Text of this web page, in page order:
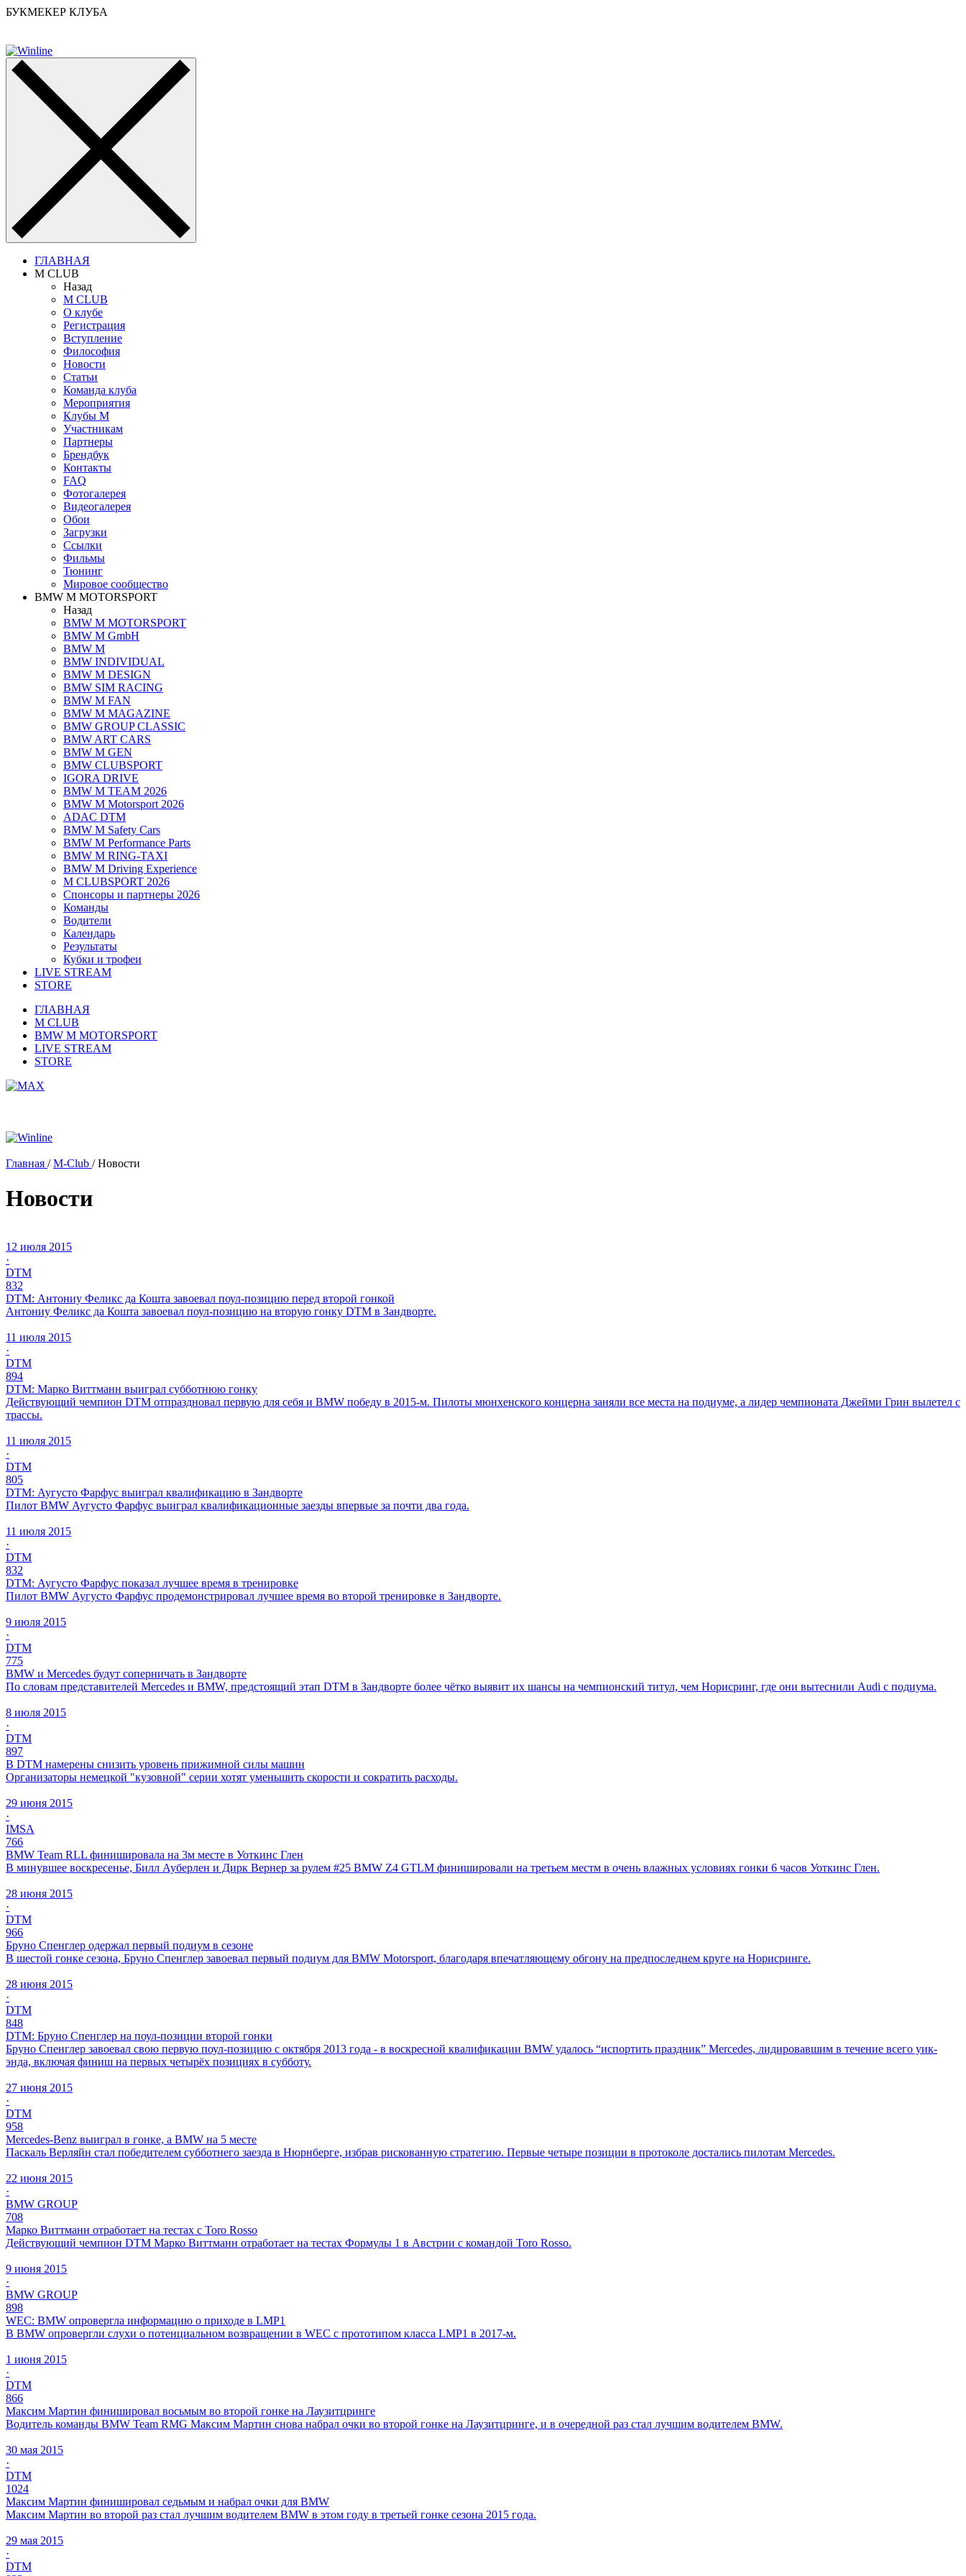
БУКМЕКЕР КЛУБА
ГЛАВНАЯ
M CLUB
Назад
M CLUB
О клубе
Регистрация
Вступление
Философия
Новости
Статьи
Команда клуба
Мероприятия
Клубы M
Участникам
Партнеры
Брендбук
Контакты
FAQ
Фотогалерея
Видеогалерея
Обои
Загрузки
Ссылки
Фильмы
Тюнинг
Мировое сообщество
BMW M MOTORSPORT
Назад
BMW M MOTORSPORT
BMW M GmbH
BMW M
BMW INDIVIDUAL
BMW M DESIGN
BMW SIM RACING
BMW M FAN
BMW M MAGAZINE
BMW GROUP CLASSIC
BMW ART CARS
BMW M GEN
BMW CLUBSPORT
IGORA DRIVE
BMW M TEAM 2026
BMW M Motorsport 2026
ADAC DTM
BMW M Safety Cars
BMW M Performance Parts
BMW M RING-TAXI
BMW M Driving Experience
M CLUBSPORT 2026
Спонсоры и партнеры 2026
Команды
Водители
Календарь
Результаты
Кубки и трофеи
LIVE STREAM
STORE
ГЛАВНАЯ
M CLUB
BMW M MOTORSPORT
LIVE STREAM
STORE
Главная /M-Club /Новости
Новости
12 июля 2015
·
DTM
832
DTM: Антониу Феликс да Кошта завоевал поул-позицию перед второй гонкой
Антониу Феликс да Кошта завоевал поул-позицию на вторую гонку DTM в Зандворте.
11 июля 2015
·
DTM
894
DTM: Марко Виттманн выиграл субботнюю гонку
Действующий чемпион DTM отпраздновал первую для себя и BMW победу в 2015-м. Пилоты мюнхенского концерна заняли все места на подиуме, а лидер чемпионата Джейми Грин вылетел с
трассы.
11 июля 2015
·
DTM
805
DTM: Аугусто Фарфус выиграл квалификацию в Зандворте
Пилот BMW Аугусто Фарфус выиграл квалификационные заезды впервые за почти два года.
11 июля 2015
·
DTM
832
DTM: Аугусто Фарфус показал лучшее время в тренировке
Пилот BMW Аугусто Фарфус продемонстрировал лучшее время во второй тренировке в Зандворте.
9 июля 2015
·
DTM
775
BMW и Mercedes будут соперничать в Зандворте
По словам представителей Mercedes и BMW, предстоящий этап DTM в Зандворте более чётко выявит их шансы на чемпионский титул, чем Норисринг, где они вытеснили Audi с подиума.
8 июля 2015
·
DTM
897
В DTM намерены снизить уровень прижимной силы машин
Организаторы немецкой "кузовной" серии хотят уменьшить скорости и сократить расходы.
29 июня 2015
·
IMSA
766
BMW Team RLL финишировала на 3м месте в Уоткинс Глен
В минувшее воскресенье, Билл Ауберлен и Дирк Вернер за рулем #25 BMW Z4 GTLM финишировали на третьем местм в очень влажных условиях гонки 6 часов Уоткинс Глен.
28 июня 2015
·
DTM
966
Бруно Спенглер одержал первый подиум в сезоне
В шестой гонке сезона, Бруно Спенглер завоевал первый подиум для BMW Motorsport, благодаря впечатляющему обгону на предпоследнем круге на Норисринге.
28 июня 2015
·
DTM
848
DTM: Бруно Спенглер на поул-позиции второй гонки
Бруно Спенглер завоевал свою первую поул-позицию с октября 2013 года - в воскресной квалификации BMW удалось “испортить праздник” Mercedes, лидировавшим в течение всего уик-
энда, включая финиш на первых четырёх позициях в субботу.
27 июня 2015
·
DTM
958
Mercedes-Benz выиграл в гонке, а BMW на 5 месте
Паскаль Верляйн стал победителем субботнего заезда в Нюрнберге, избрав рискованную стратегию. Первые четыре позиции в протоколе достались пилотам Mercedes.
22 июня 2015
·
BMW GROUP
708
Марко Виттманн отработает на тестах с Toro Rosso
Действующий чемпион DTM Марко Виттманн отработает на тестах Формулы 1 в Австрии с командой Toro Rosso.
9 июня 2015
·
BMW GROUP
898
WEC: BMW опровергла информацию о приходе в LMP1
В BMW опровергли слухи о потенциальном возвращении в WEC с прототипом класса LMP1 в 2017-м.
1 июня 2015
·
DTM
866
Максим Мартин финишировал восьмым во второй гонке на Лаузитцринге
Водитель команды BMW Team RMG Максим Мартин снова набрал очки во второй гонке на Лаузитцринге, и в очередной раз стал лучшим водителем BMW.
30 мая 2015
·
DTM
1024
Максим Мартин финишировал седьмым и набрал очки для BMW
Максим Мартин во второй раз стал лучшим водителем BMW в этом году в третьей гонке сезона 2015 года.
29 мая 2015
·
DTM